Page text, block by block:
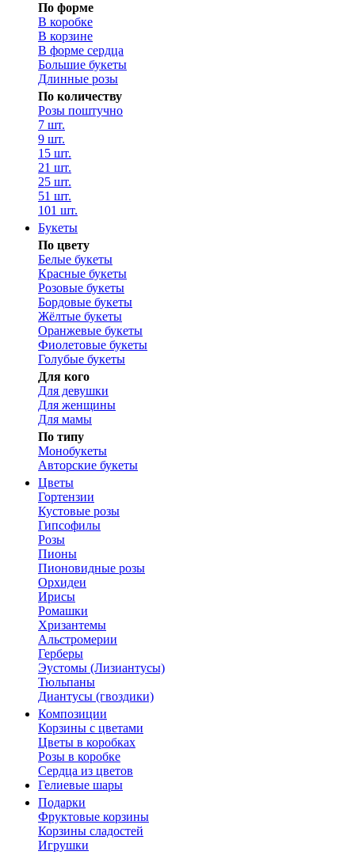
По форме
В коробке
В корзине
В форме сердца
Большие букеты
Длинные розы
По количеству
Розы поштучно
7 шт.
9 шт.
15 шт.
21 шт.
25 шт.
51 шт.
101 шт.
Букеты
По цвету
Белые букеты
Красные букеты
Розовые букеты
Бордовые букеты
Жёлтые букеты
Оранжевые букеты
Фиолетовые букеты
Голубые букеты
Для кого
Для девушки
Для женщины
Для мамы
По типу
Монобукеты
Авторские букеты
Цветы
Гортензии
Кустовые розы
Гипсофилы
Розы
Пионы
Пионовидные розы
Орхидеи
Ирисы
Ромашки
Хризантемы
Альстромерии
Герберы
Эустомы (Лизиантусы)
Тюльпаны
Диантусы (гвоздики)
Композиции
Корзины с цветами
Цветы в коробках
Розы в коробке
Сердца из цветов
Гелиевые шары
Подарки
Фруктовые корзины
Корзины сладостей
Игрушки